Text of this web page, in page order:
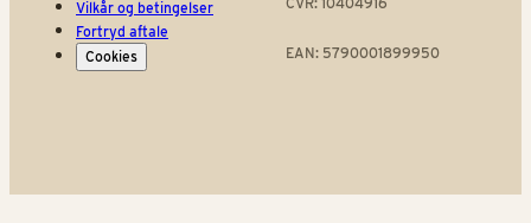
Vilkår og betingelser
Fortryd aftale
Cookies
EAN: 5790001899950